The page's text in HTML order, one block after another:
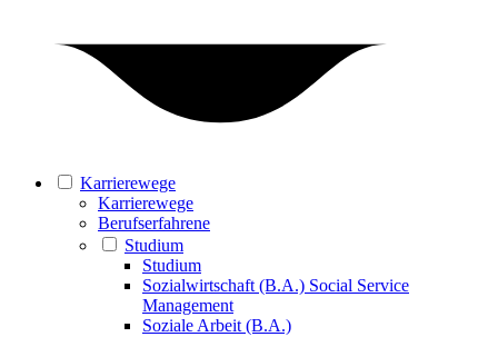
Karrierewege
Karrierewege
Berufserfahrene
Studium
Studium
Sozialwirtschaft (B.A.) Social Service
Management
Soziale Arbeit (B.A.)